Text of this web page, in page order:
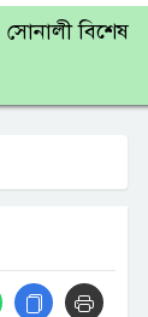
সোনালী বিশেষ